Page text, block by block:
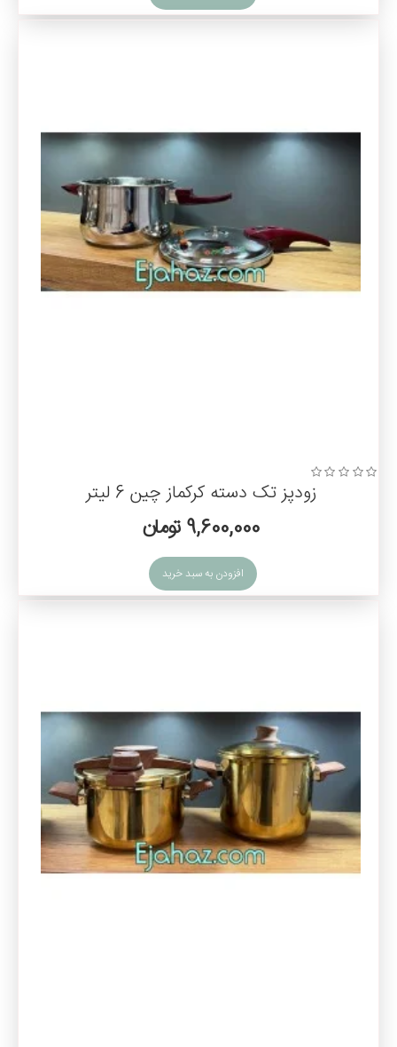
زودپز تک دسته کرکماز چین 6 لیتر
9,600,000 تومان
افزودن به سبد خرید